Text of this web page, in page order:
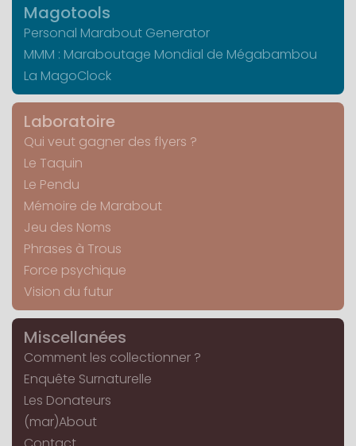
Magotools
Personal Marabout Generator
MMM : Maraboutage Mondial de Mégabambou
La MagoClock
Laboratoire
Qui veut gagner des flyers ?
Le Taquin
Le Pendu
Mémoire de Marabout
Jeu des Noms
Phrases à Trous
Force psychique
Vision du futur
Miscellanées
Comment les collectionner ?
Enquête Surnaturelle
Les Donateurs
(mar)About